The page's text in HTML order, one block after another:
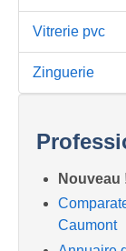
Vitrerie pvc
Zinguerie
Nouveau
Caumont